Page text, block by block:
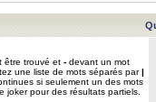
être trouvé et - devant un mot
une liste de mots séparés par|
si seulement un des mots
joker pour des résultats partiels.